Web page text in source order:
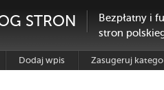
STRON
Bezpłatny i
stron
Dodaj wpis Zasugeruj